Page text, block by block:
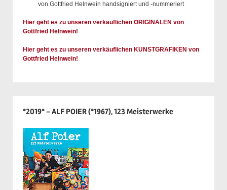
von Gottfried Helnwein handsigniert und -nummeriert
Hier geht es zu unseren verkäuflichen ORIGINALEN von
Gottfried Helnwein!
Hier geht es zu unseren verkäuflichen KUNSTGRAFIKEN von
Gottfried Helnwein!
*2019* - ALF POIER (*1967), 123 Meisterwerke